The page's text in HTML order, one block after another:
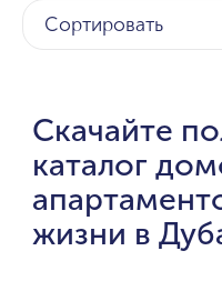
Сортировать
Скачайте
каталог
жизни в